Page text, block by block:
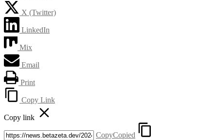
X (Twitter)
LinkedIn
Mix
Email
Print
Copy Link
Copy link
CopyCopied